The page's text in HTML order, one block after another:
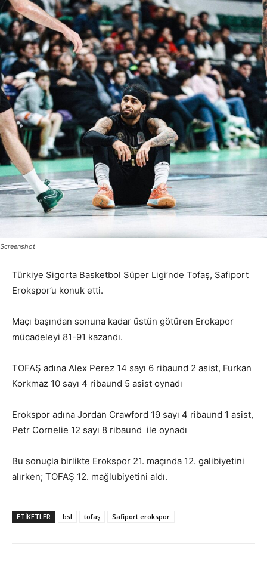
Screenshot
Türkiye Sigorta Basketbol Süper Ligi’nde Tofaş, Safiport
Erokspor’u konuk etti.
Maçı başından sonuna kadar üstün götüren Erokapor
mücadeleyi 81-91 kazandı.
TOFAŞ adına Alex Perez 14 sayı 6 ribaund 2 asist, Furkan
Korkmaz 10 sayı 4 ribaund 5 asist oynadı
Erokspor adına Jordan Crawford 19 sayı 4 ribaund 1 asist,
Petr Cornelie 12 sayı 8 ribaund ile oynadı
Bu sonuçla birlikte Erokspor 21. maçında 12. galibiyetini
alırken; TOFAŞ 12. mağlubiyetini aldı.
ETIKETLER bsl tofaş Safiport erokspor